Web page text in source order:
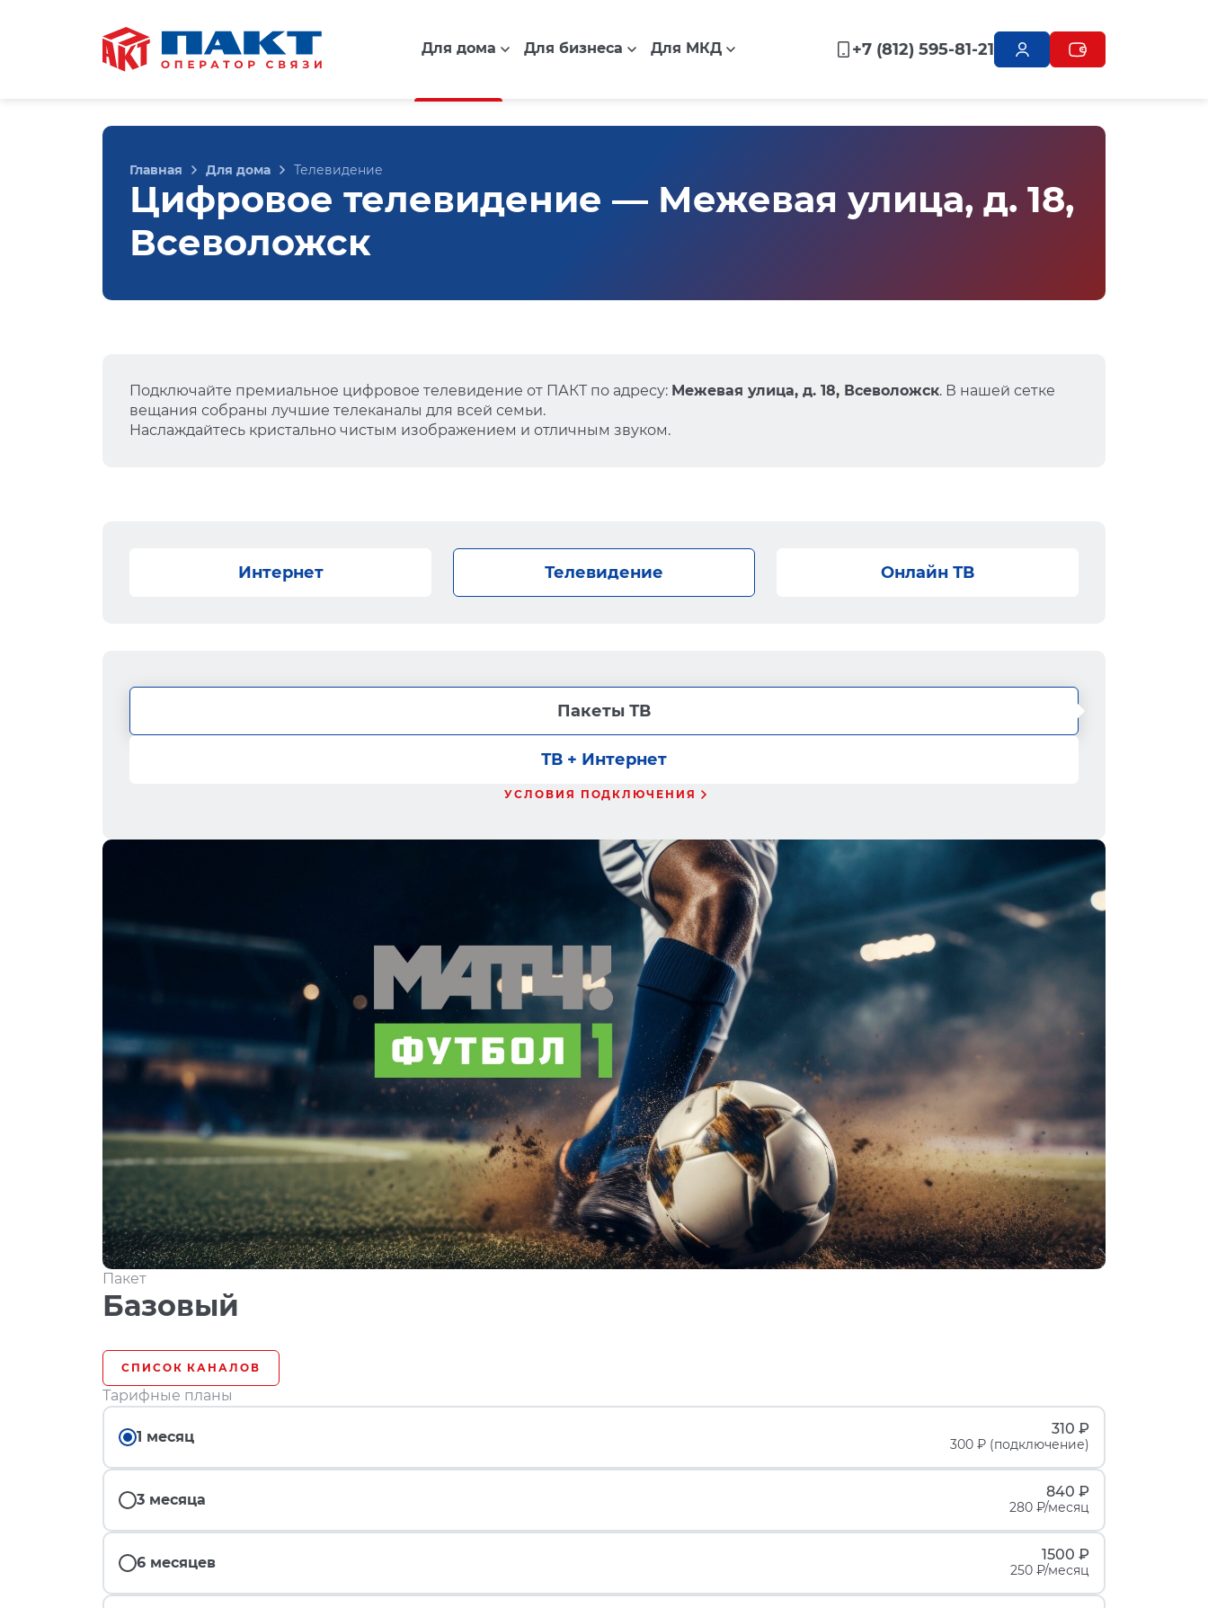
Для дома Для бизнеса Для МКД +7 (812) 595-81-21
Главная Для дома Телевидение
Цифровое телевидение — Межевая улица, д. 18,
Всеволожск
Подключайте премиальное цифровое телевидение от ПАКТ по адресу: Межевая улица, д. 18, Всеволожск. В нашей сетке
вещания собраны лучшие телеканалы для всей семьи.
Наслаждайтесь кристально чистым изображением и отличным звуком.
Интернет Телевидение Онлайн ТВ
Пакеты ТВ
ТВ + Интернет
УСЛОВИЯ ПОДКЛЮЧЕНИЯ
Пакет
Базовый
СПИСОК КАНАЛОВ
Тарифные планы
1 месяц 310 ₽
300 ₽ (подключение)
3 месяца 840 ₽
280 ₽/месяц
6 месяцев 1500 ₽
250 ₽/месяц